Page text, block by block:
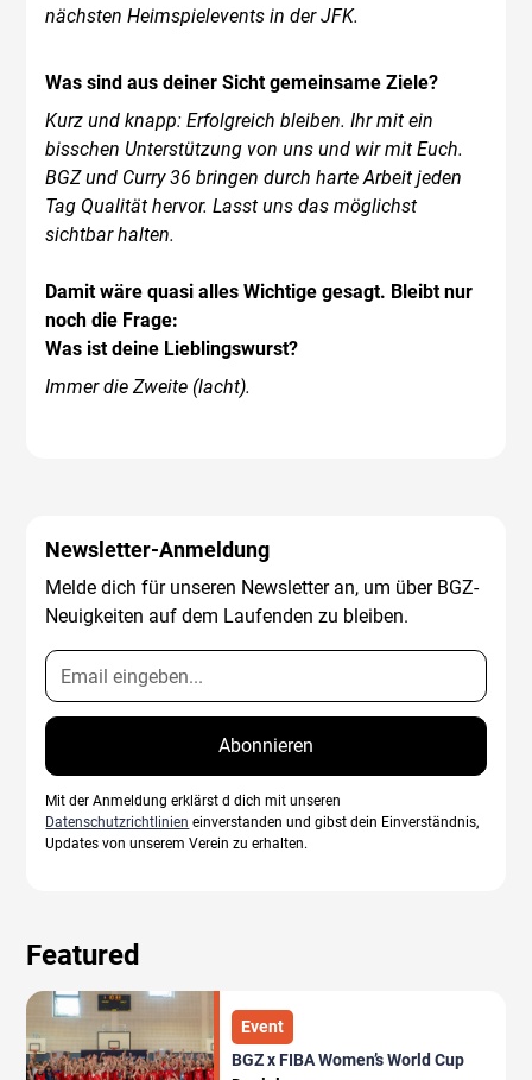
nächsten Heimspielevents in der JFK.
Was sind aus deiner Sicht gemeinsame Ziele?
Kurz und knapp: Erfolgreich bleiben. Ihr mit ein
bisschen Unterstützung von uns und wir mit Euch.
BGZ und Curry 36 bringen durch harte Arbeit jeden
Tag Qualität hervor. Lasst uns das möglichst
sichtbar halten.
Damit wäre quasi alles Wichtige gesagt. Bleibt nur
noch die Frage:
Was ist deine Lieblingswurst?
Immer die Zweite (lacht).
Newsletter-Anmeldung
Melde dich für unseren Newsletter an, um über BGZ-
Neuigkeiten auf dem Laufenden zu bleiben.
Mit der Anmeldung erklärst d dich mit unseren
Datenschutzrichtlinien einverstanden und gibst dein Einverständnis,
Updates von unserem Verein zu erhalten.
Featured
Event
BGZ x FIBA Women’s World Cup